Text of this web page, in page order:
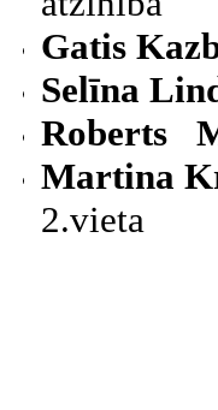
Gatis
Selīna
Roberts
Martina
2.vieta